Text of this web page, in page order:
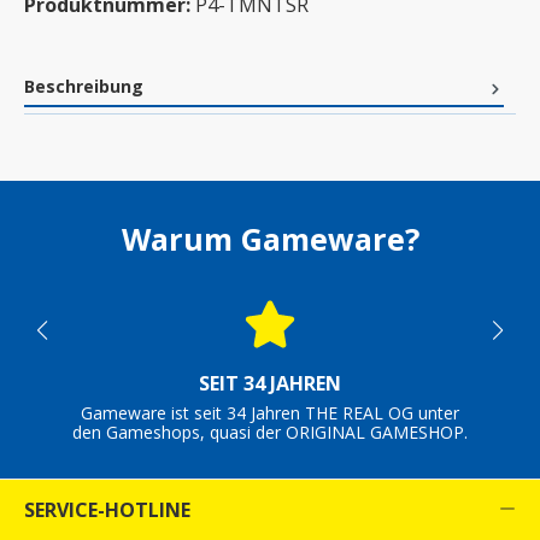
Beschreibung
Warum Gameware?
SEIT 34 JAHREN
Gameware ist seit 34 Jahren THE REAL OG unter
den Gameshops, quasi der ORIGINAL GAMESHOP.
SERVICE-HOTLINE